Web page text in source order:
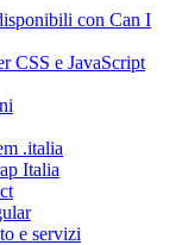
con Can I
CSS e JavaScript
.italia
Italia
e servizi